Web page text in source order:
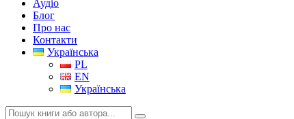
Аудіо
Блог
Про нас
Контакти
Українська
PL
EN
Українська
Шукати: